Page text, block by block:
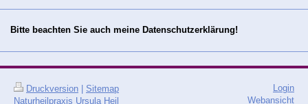
Bitte beachten Sie auch meine Datenschutzerklärung!
Druckversion | Sitemap
Naturheilpraxis Ursula Heil
Login
Webansicht